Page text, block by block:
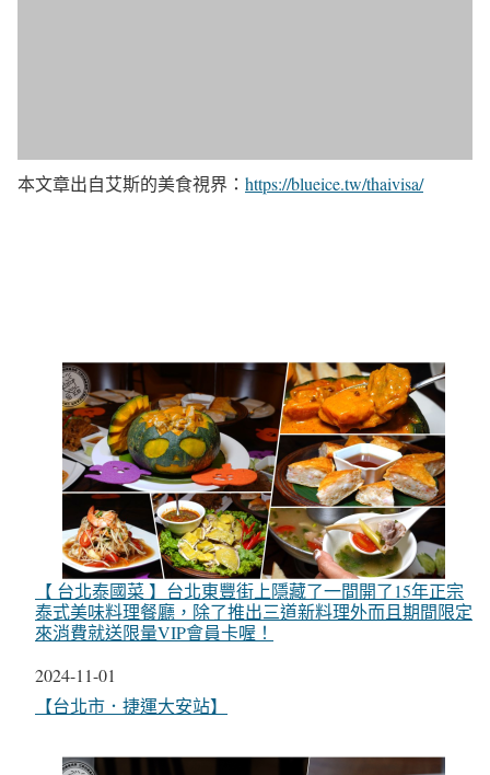
本文章出自艾斯的美食視界： https://blueice.tw/thaivisa/
【 台北泰國菜 】台北東豐街上隱藏了一間開了15年正宗
泰式美味料理餐廳，除了推出三道新料理外而且期間限定
來消費就送限量VIP會員卡喔！
日期
2024-11-01
關於
【台北市．捷運大安站】